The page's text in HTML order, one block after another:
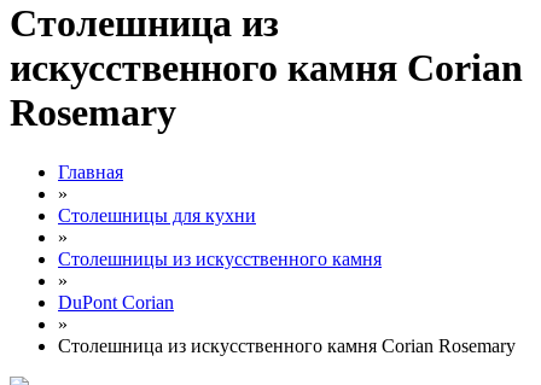
Столешница из
искусственного камня Corian
Rosemary
Главная
»
Столешницы для кухни
»
Столешницы из искусственного камня
»
DuPont Corian
»
Столешница из искусственного камня Corian Rosemary